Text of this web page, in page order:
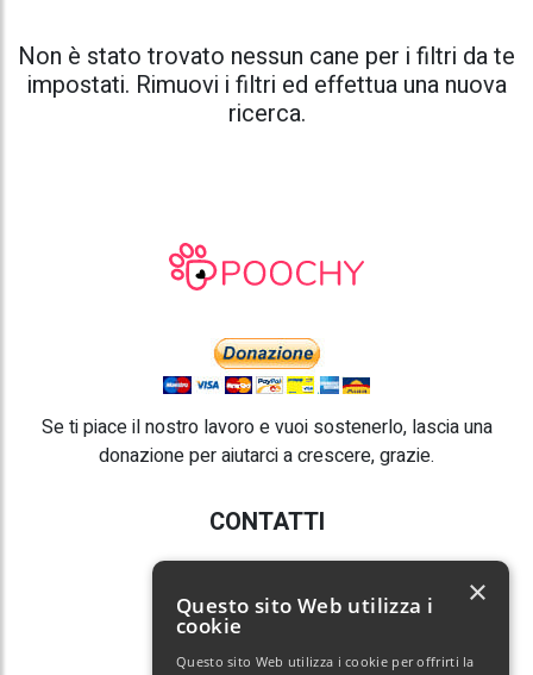
Non è stato trovato nessun cane per i filtri da te
impostati. Rimuovi i filtri ed effettua una nuova
ricerca.
Se ti piace il nostro lavoro e vuoi sostenerlo, lascia una
donazione per aiutarci a crescere, grazie.
CONTATTI
E-mail:info@poochy.it
Questo sito Web utilizza i
cookie
Questo sito Web utilizza i cookie per offrirti la
×